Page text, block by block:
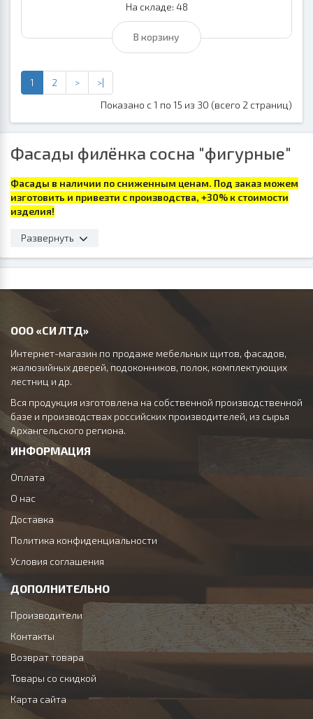
На складе: 48
В корзину
1 2 >
>|
Показано с 1 по 15 из 30 (всего 2 страниц)
Фасады филёнка сосна "фигурные"
Фасады в наличии по сниженным ценам. Под заказ можем
изготовить и привезти с производства, +30% к стоимости
изделия!
Развернуть
ООО «СИ ЛТД»
Интернет-магазин по продаже мебельных щитов, фасадов,
жалюзийных дверей, подоконников, полок, комплектующих
лестниц и др.
Вся продукция изготовлена на собственной производственной
базе и производствах российских производителей, из сырья
Архангельского региона.
ИНФОРМАЦИЯ
Оплата
О нас
Доставка
Политика конфиденциальности
Условия соглашения
ДОПОЛНИТЕЛЬНО
Производители
Контакты
Возврат товара
Товары со скидкой
Карта сайта